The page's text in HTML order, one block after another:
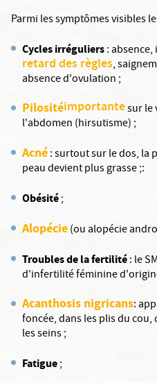
Parmi les symptômes visibles
Cycles irréguliers:
retard des règles,
absence d'ovulation ;
Pilositéimportantesur le
l'abdomen (hirsutisme) ;
Acné: surtout sur le dos, la
peau devient plus grasse ;:
Obésité;
Alopécie(ou alopécie
Troubles de la fertilité: le
d'infertilité féminine
Acanthosis nigricans:
foncée, dans les plis du
les seins ;
Fatigue;